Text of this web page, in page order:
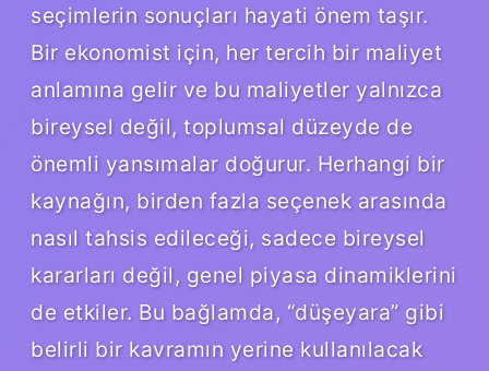
seçimlerin sonuçları hayati önem taşır.
Bir ekonomist için, her tercih bir maliyet
anlamına gelir ve bu maliyetler yalnızca
bireysel değil, toplumsal düzeyde de
önemli yansımalar doğurur. Herhangi bir
kaynağın, birden fazla seçenek arasında
nasıl tahsis edileceği, sadece bireysel
kararları değil, genel piyasa dinamiklerini
de etkiler. Bu bağlamda, “düşeyara” gibi
belirli bir kavramın yerine kullanılacak